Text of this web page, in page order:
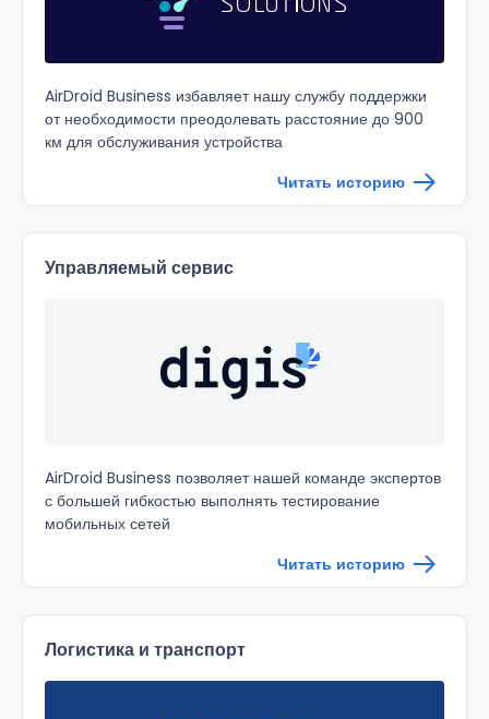
AirDroid Business избавляет нашу службу поддержки
от необходимости преодолевать расстояние до 900
км для обслуживания устройства
Читать историю
Управляемый сервис
AirDroid Business позволяет нашей команде экспертов
с большей гибкостью выполнять тестирование
мобильных сетей
Читать историю
Логистика и транспорт